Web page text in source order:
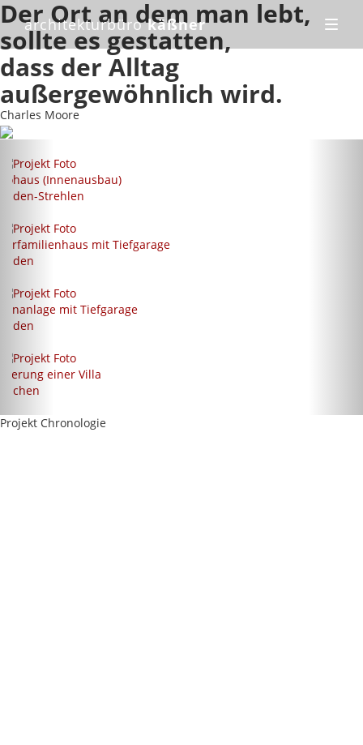
architekturbürokäßner
Der Ort an dem man lebt,
sollte es gestatten,
dass der Alltag
außergewöhnlich wird.
Charles Moore
(Innenausbau)
Strehlen
mit Tiefgarage
mit Tiefgarage
einer Villa
Projekt Chronologie